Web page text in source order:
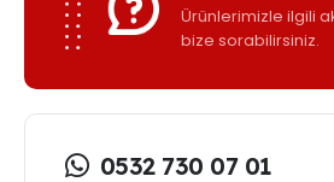
Ürünlerimizle ilgili
bize sorabilirsiniz.
0532 730 07 01